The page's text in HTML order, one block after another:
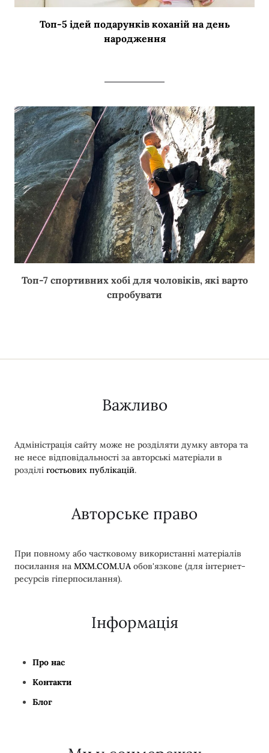
Топ-5 ідей подарунків коханій на день
народження
Топ-7 спортивних хобі для чоловіків, які варто
спробувати
Важливо
Адміністрація сайту може не розділяти думку автора та
не несе відповідальності за авторські матеріали в
розділі гостьових публікацій.
Авторське право
При повному або частковому використанні матеріалів
посилання на MXM.COM.UA обов'язкове (для інтернет-
ресурсів гіперпосилання).
Інформація
Про нас
Контакти
Блог